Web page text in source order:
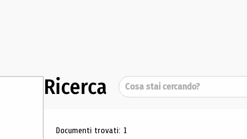
Ricerca Cerca
Risultati di ricerca
Documenti trovati: 1